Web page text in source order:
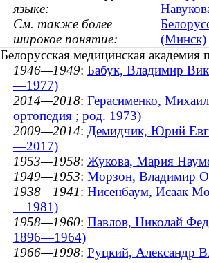
языке:
См. также более
широкое понятие:
(Минск)
Белорусская медицинская
1946—1949: Бабук, Владимир
—1977)
2014—2018: Герасименко,
ортопедия ; род. 1973)
2009—2014: Демидчик, Юрий
—2017)
1953—1958: Жукова, Мария
1949—1953: Морзон, Владимир
1938—1941: Нисенбаум, Исаак
—1981)
1958—1960: Павлов, Николай
1896—1964)
1966—1998: Руцкий, Александр